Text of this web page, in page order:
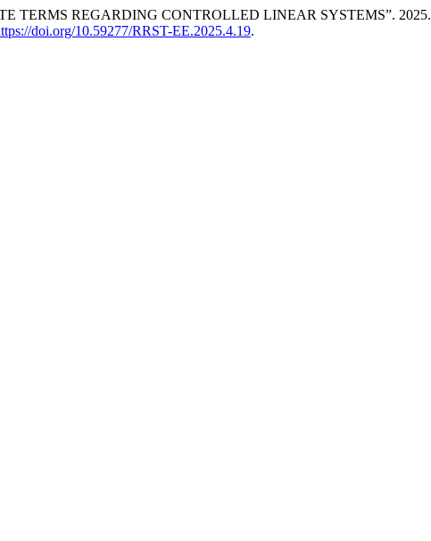
TERMS REGARDING CONTROLLED LINEAR SYSTEMS”. 2025.
doi.org/10.59277/RRST-EE.2025.4.19.